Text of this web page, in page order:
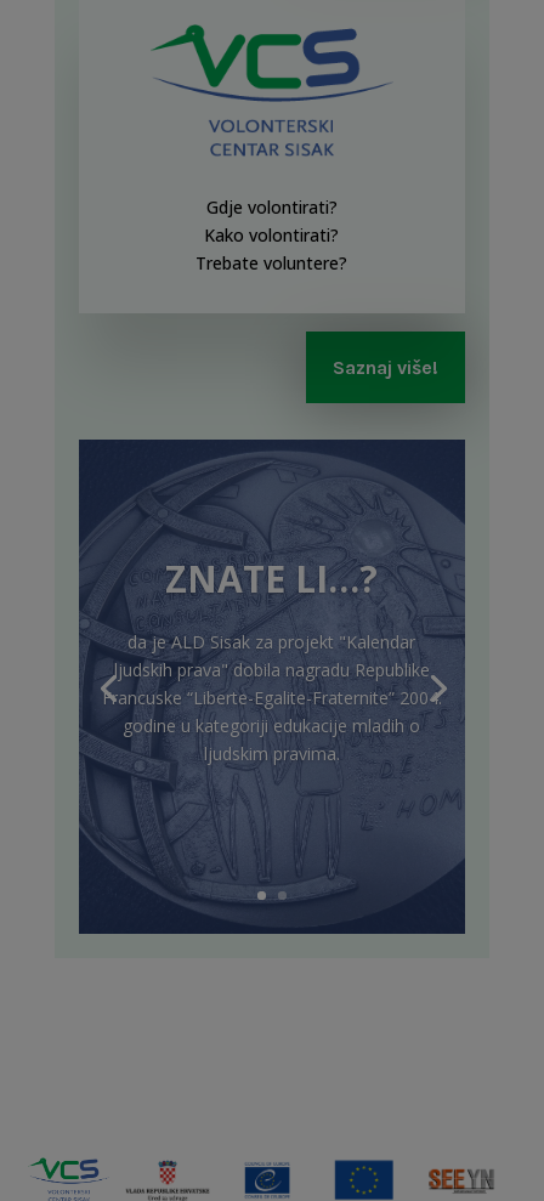
Gdje volontirati?
Kako volontirati?
Trebate voluntere?
Saznaj više!
ZNATE LI…?
da je ALD Sisak za projekt "Kalendar
ljudskih prava" dobila nagradu Republike
Francuske “Liberte-Egalite-Fraternite” 2004.
godine u kategoriji edukacije mladih o
ljudskim pravima.